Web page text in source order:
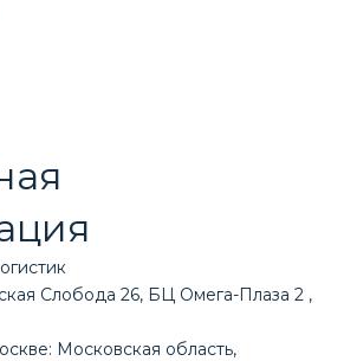
Слобода 26, БЦ Омега-Плаза 2 ,
Московская область,